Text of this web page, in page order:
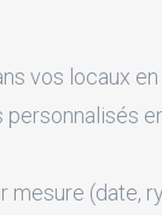
vos locaux
personnalisés
mesure (date,